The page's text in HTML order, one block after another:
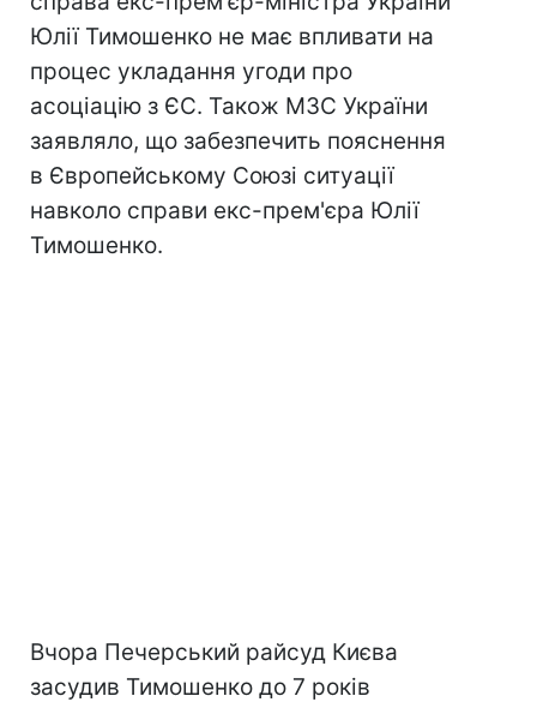
Юлії Тимошенко не має впливати на
процес укладання угоди про
асоціацію з ЄС. Також МЗС України
заявляло, що забезпечить пояснення
в Європейському Союзі ситуації
навколо справи екс-прем'єра Юлії
Тимошенко.
Вчора Печерський райсуд Києва
засудив Тимошенко до 7 років